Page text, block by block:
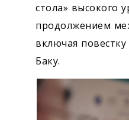
стола» высокого
продолжением
включая
Баку.